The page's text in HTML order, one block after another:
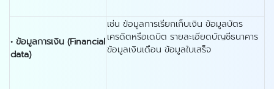
• ข้อมูลการเงิน (Financial
data)
เช่น ข้อมูลการเรียกเก็บเงิน ข้อมูลบัตร
เครดิตหรือเดบิต รายละเอียดบัญชีธนาคาร
ข้อมูลเงินเดือน ข้อมูลใบเสร็จ